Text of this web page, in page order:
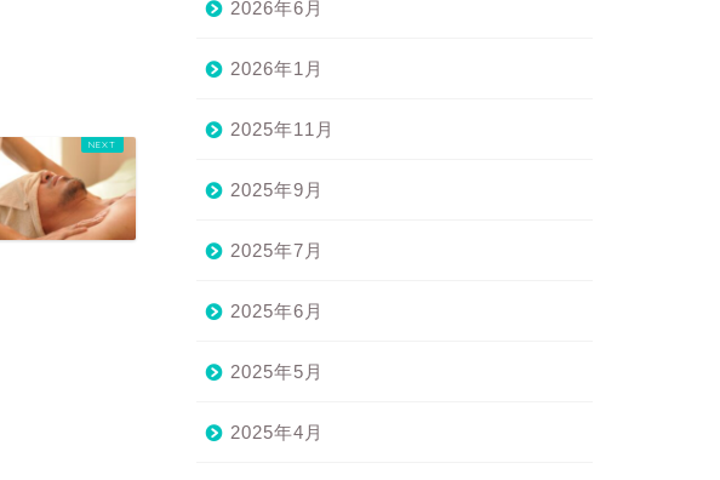
2026年6月
2026年1月
2025年11月
2025年9月
2025年7月
2025年6月
2025年5月
2025年4月